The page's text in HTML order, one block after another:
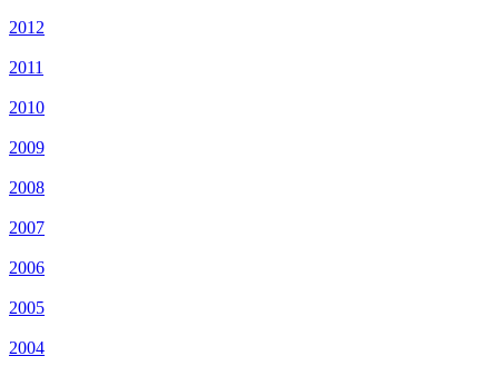
2012
2011
2010
2009
2008
2007
2006
2005
2004